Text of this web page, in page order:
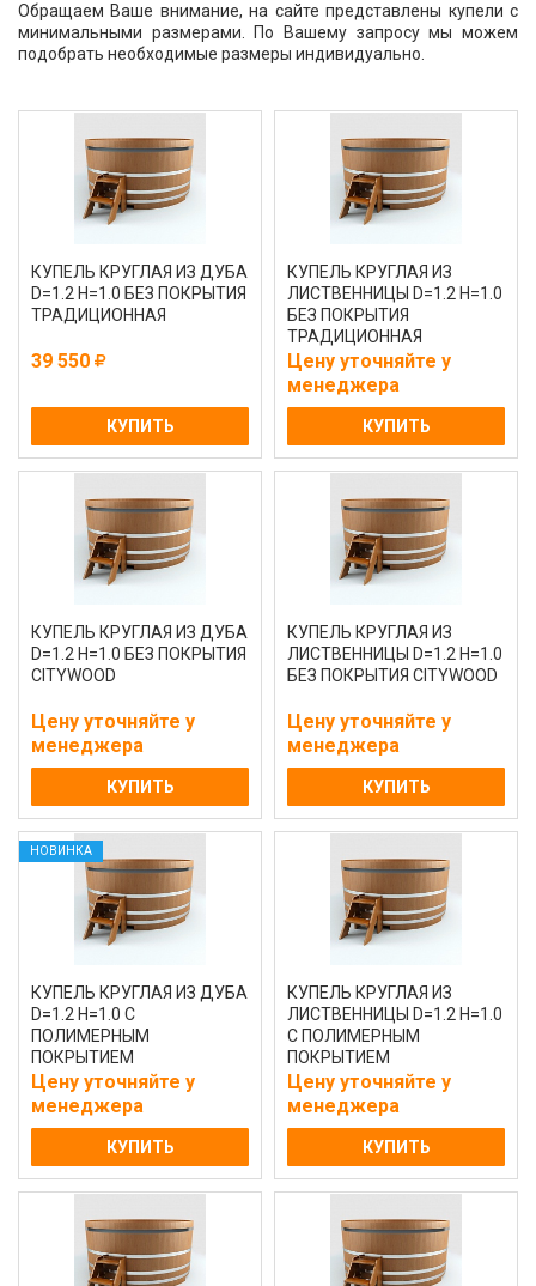
КУПЕЛЬ КРУГЛАЯ ИЗ ДУБА
D=1.2 H=1.0 БЕЗ ПОКРЫТИЯ
ТРАДИЦИОННАЯ
39 550
КУПИТЬ
КУПЕЛЬ КРУГЛАЯ ИЗ
ЛИСТВЕННИЦЫ D=1.2 H=1.0
БЕЗ ПОКРЫТИЯ
ТРАДИЦИОННАЯ
Цену уточняйте у
менеджера
КУПИТЬ
КУПЕЛЬ КРУГЛАЯ ИЗ ДУБА
D=1.2 H=1.0 БЕЗ ПОКРЫТИЯ
CITYWOOD
Цену уточняйте у
менеджера
КУПИТЬ
КУПЕЛЬ КРУГЛАЯ ИЗ
ЛИСТВЕННИЦЫ D=1.2 H=1.0
БЕЗ ПОКРЫТИЯ CITYWOOD
Цену уточняйте у
менеджера
КУПИТЬ
НОВИНКА
КУПЕЛЬ КРУГЛАЯ ИЗ ДУБА
D=1.2 H=1.0 С
ПОЛИМЕРНЫМ
ПОКРЫТИЕМ
НАТУРАЛЬНАЯ
Цену уточняйте у
менеджера
КУПИТЬ
КУПЕЛЬ КРУГЛАЯ ИЗ
ЛИСТВЕННИЦЫ D=1.2 H=1.0
С ПОЛИМЕРНЫМ
ПОКРЫТИЕМ
НАТУРАЛЬНАЯ
Цену уточняйте у
менеджера
КУПИТЬ
Обращаем Ваше внимание, на сайте представлены купели с
минимальными размерами. По Вашему запросу мы можем
подобрать необходимые размеры индивидуально.